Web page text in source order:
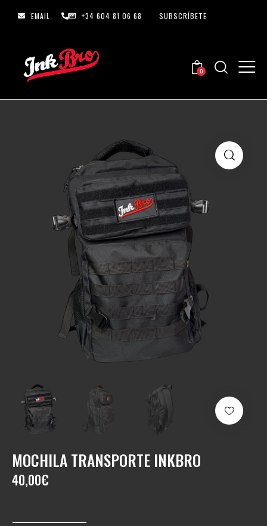
EMAIL +34 604 81 06 68 SUBSCRÍBETE
0
MOCHILA TRANSPORTE INKBRO
40,00€